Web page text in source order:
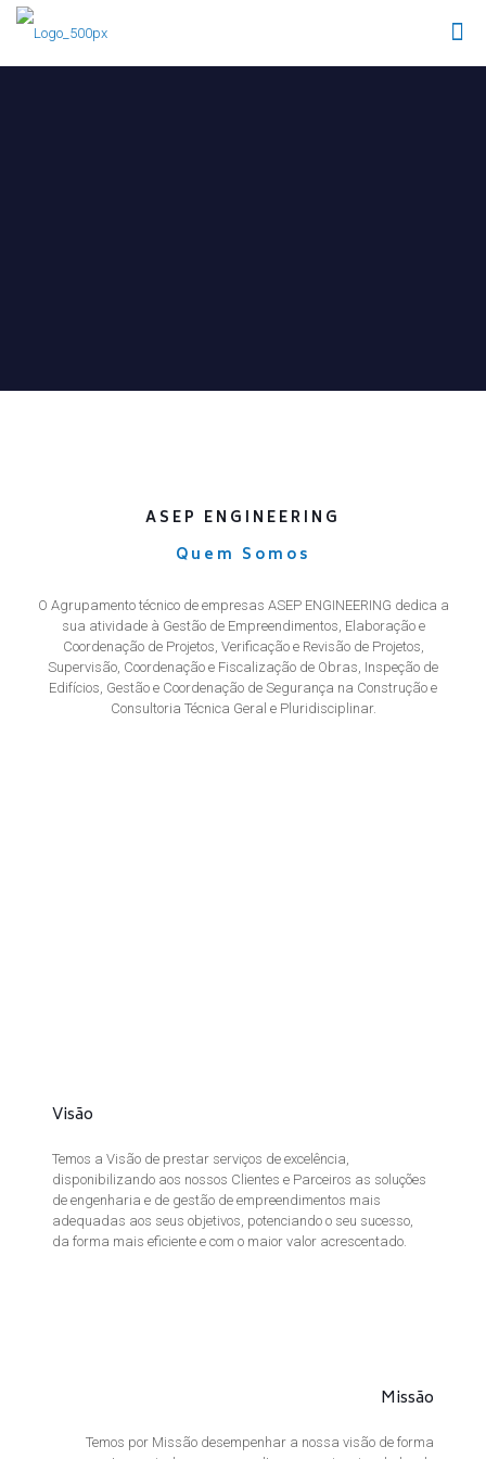
ASEP ENGINEERING
Quem Somos
O Agrupamento técnico de empresas ASEP ENGINEERING dedica a
sua atividade à Gestão de Empreendimentos, Elaboração e
Coordenação de Projetos, Verificação e Revisão de Projetos,
Supervisão, Coordenação e Fiscalização de Obras, Inspeção de
Edifícios, Gestão e Coordenação de Segurança na Construção e
Consultoria Técnica Geral e Pluridisciplinar.
Visão
Temos a Visão de prestar serviços de excelência,
disponibilizando aos nossos Clientes e Parceiros as soluções
de engenharia e de gestão de empreendimentos mais
adequadas aos seus objetivos, potenciando o seu sucesso,
da forma mais eficiente e com o maior valor acrescentado.
Missão
Temos por Missão desempenhar a nossa visão de forma